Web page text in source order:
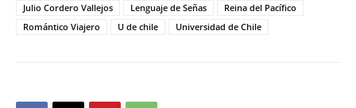
Julio Cordero Vallejos
Lenguaje de Señas
Reina del Pacífico
Romántico Viajero
U de chile Universidad de Chile